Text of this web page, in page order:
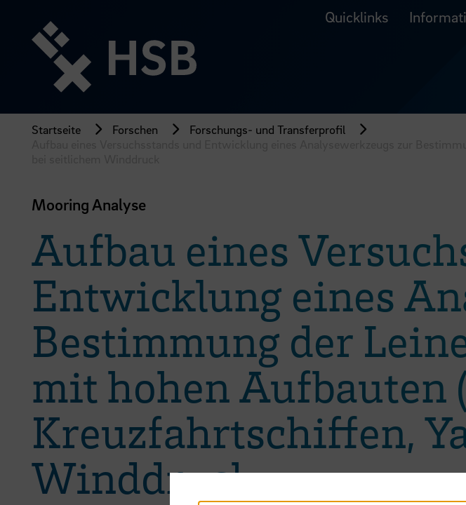
Seiteninhalt
springen
Quicklinks
Startseite Forschen
Forschungs- und Transferprofil
Mooring Analyse
Aufbau eines
Entwicklung eines
Bestimmung der
mit hohen Aufbauten
Kreuzfahrtschiffen,
Winddruck